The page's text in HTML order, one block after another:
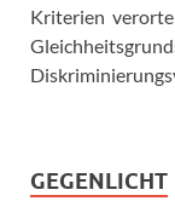
Kriterien
GEGENLICHT